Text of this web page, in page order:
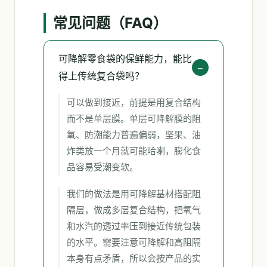
常见问题（FAQ）
可降解零食袋的保鲜能力，能比
得上传统复合袋吗？
可以做到接近，前提是用复合结构
而不是单层膜。单层可降解膜的阻
氧、防潮能力普遍偏弱，坚果、油
炸类放一个月就可能哈喇，膨化食
品容易受潮变软。
我们的做法是用可降解基材搭配阻
隔层，做成多层复合结构，把氧气
和水汽的透过率压到接近传统包装
的水平。需要注意可降解和高阻隔
本身有点矛盾，所以会按产品的实